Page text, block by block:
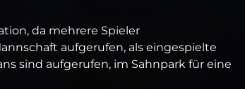
da mehrere Spieler
aufgerufen, als eingespielte
sind aufgerufen, im Sahnpark für eine